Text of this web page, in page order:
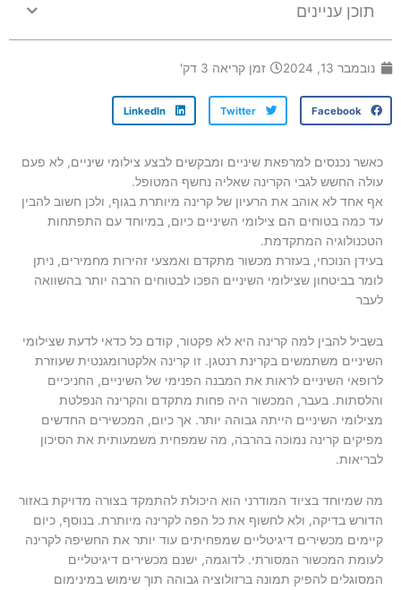
תוכן עניינים
נובמבר 13, 2024 זמן קריאה 3 דק'
Facebook
Twitter
LinkedIn
כאשר נכנסים למרפאת שיניים ומבקשים לבצע צילומי שיניים, לא פעם
עולה החשש לגבי הקרינה שאליה נחשף המטופל.
אף אחד לא אוהב את הרעיון של קרינה מיותרת בגוף, ולכן חשוב להבין
עד כמה בטוחים הם צילומי השיניים כיום, במיוחד עם התפתחות
הטכנולוגיה המתקדמת.
בעידן הנוכחי, בעזרת מכשור מתקדם ואמצעי זהירות מחמירים, ניתן
לומר בביטחון שצילומי השיניים הפכו לבטוחים הרבה יותר בהשוואה
לעבר
בשביל להבין למה קרינה היא לא פקטור, קודם כל כדאי לדעת שצילומי
השיניים משתמשים בקרינת רנטגן. זו קרינה אלקטרומגנטית שעוזרת
לרופאי השיניים לראות את המבנה הפנימי של השיניים, החניכיים
והלסתות. בעבר, המכשור היה פחות מתקדם והקרינה הנפלטת
מצילומי השיניים הייתה גבוהה יותר. אך כיום, המכשירים החדשים
מפיקים קרינה נמוכה בהרבה, מה שמפחית משמעותית את הסיכון
לבריאות.
מה שמיוחד בציוד המודרני הוא היכולת להתמקד בצורה מדויקת באזור
הדורש בדיקה, ולא לחשוף את כל הפה לקרינה מיותרת. בנוסף, כיום
קיימים מכשירים דיגיטליים שמפחיתים עוד יותר את החשיפה לקרינה
לעומת המכשור המסורתי. לדוגמה, ישנם מכשירים דיגיטליים
המסוגלים להפיק תמונה ברזולוציה גבוהה תוך שימוש במינימום